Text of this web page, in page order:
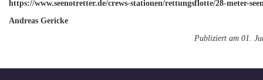
https://www.seenotretter.de/crews-stationen/rettungsflotte/28-meter-
Andreas Gericke
Publiziert am 01.